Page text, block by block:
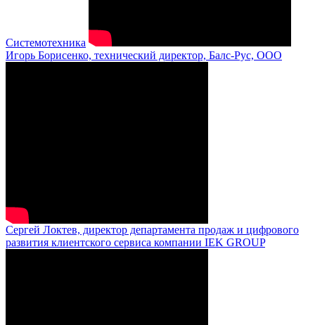
Системотехника
Игорь Борисенко, технический директор, Балс-Рус, ООО
Сергей Локтев, директор департамента продаж и цифрового
развития клиентского сервиса компании IEK GROUP